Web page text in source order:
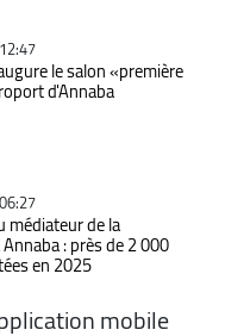
le salon «première
d'Annaba
médiateur de la
: près de 2 000
en 2025
mobile